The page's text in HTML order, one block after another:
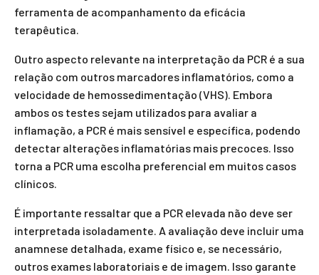
ferramenta de acompanhamento da eficácia
terapêutica.
Outro aspecto relevante na interpretação da PCR é a sua
relação com outros marcadores inflamatórios, como a
velocidade de hemossedimentação (VHS). Embora
ambos os testes sejam utilizados para avaliar a
inflamação, a PCR é mais sensível e específica, podendo
detectar alterações inflamatórias mais precoces. Isso
torna a PCR uma escolha preferencial em muitos casos
clínicos.
É importante ressaltar que a PCR elevada não deve ser
interpretada isoladamente. A avaliação deve incluir uma
anamnese detalhada, exame físico e, se necessário,
outros exames laboratoriais e de imagem. Isso garante